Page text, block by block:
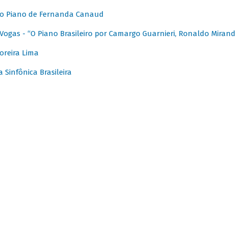
Piano de Fernanda Canaud
- “O Piano Brasileiro por Camargo Guarnieri, Ronaldo
Lima
Sinfônica Brasileira